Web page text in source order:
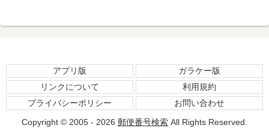
アプリ版
ガラケー版
リンクについて
利用規約
プライバシーポリシー
お問い合わせ
Copyright © 2005 - 2026 郵便番号検索 All Rights Reserved.